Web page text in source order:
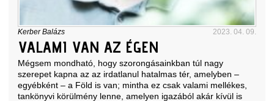
Kerber Balázs 2023. 04. 09.
VALAMI VAN AZ ÉGEN
Mégsem mondható, hogy szorongásainkban túl nagy
szerepet kapna az az irdatlanul hatalmas tér, amelyben –
egyébként – a Föld is van; mintha ez csak valami mellékes,
tankönyvi körülmény lenne, amelyen igazából akár kívül is